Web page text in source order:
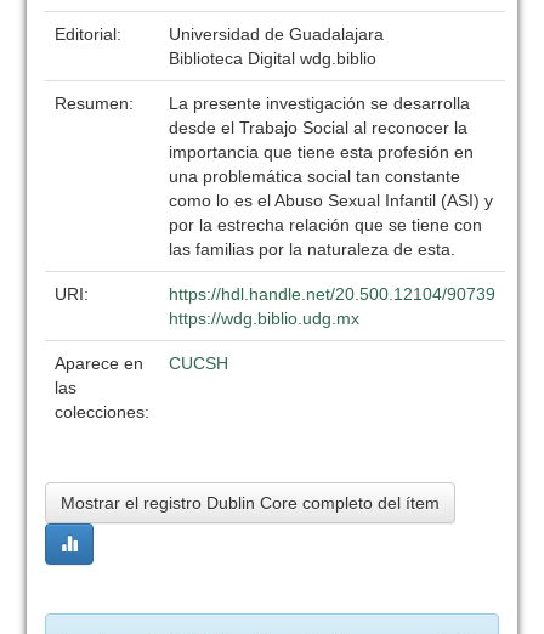
Editorial:
Universidad de Guadalajara
Biblioteca Digital wdg.biblio
Resumen:
La presente investigación se desarrolla
desde el Trabajo Social al reconocer la
importancia que tiene esta profesión en
una problemática social tan constante
como lo es el Abuso Sexual Infantil (ASI) y
por la estrecha relación que se tiene con
las familias por la naturaleza de esta.
URI:
https://hdl.handle.net/20.500.12104/90739
https://wdg.biblio.udg.mx
Aparece en
las
colecciones:
CUCSH
Mostrar el registro Dublin Core completo del ítem